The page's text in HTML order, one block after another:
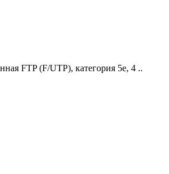
FTP (F/UTP), категория 5e, 4 ..